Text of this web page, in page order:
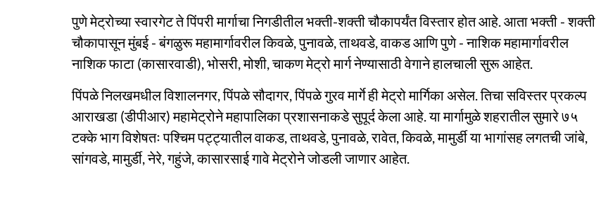
पुणे मेट्रोच्या स्वारगेट ते पिंपरी मार्गाचा निगडीतील भक्ती-शक्ती चौकापर्यंत विस्तार होत आहे. आता भक्ती - शक्ती
चौकापासून मुंबई - बंगळुरू महामार्गावरील किवळे, पुनावळे, ताथवडे, वाकड आणि पुणे - नाशिक महामार्गावरील
नाशिक फाटा (कासारवाडी), भोसरी, मोशी, चाकण मेट्रो मार्ग नेण्यासाठी वेगाने हालचाली सुरू आहेत.
पिंपळे निलखमधील विशालनगर, पिंपळे सौदागर, पिंपळे गुरव मार्गे ही मेट्रो मार्गिका असेल. तिचा सविस्तर प्रकल्प
आराखडा (डीपीआर) महामेट्रोने महापालिका प्रशासनाकडे सुपूर्द केला आहे. या मार्गामुळे शहरातील सुमारे ७५
टक्के भाग विशेषतः पश्चिम पट्ट्यातील वाकड, ताथवडे, पुनावळे, रावेत, किवळे, मामुर्डी या भागांसह लगतची जांबे,
सांगवडे, मामुर्डी, नेरे, गहुंजे, कासारसाई गावे मेट्रोने जोडली जाणार आहेत.